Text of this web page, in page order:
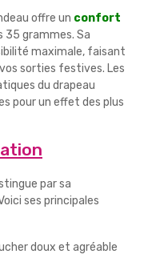
offre un confort
grammes. Sa
maximale, faisant
sorties festives. Les
du drapeau
pour un effet des plus
par sa
ses principales
doux et agréable